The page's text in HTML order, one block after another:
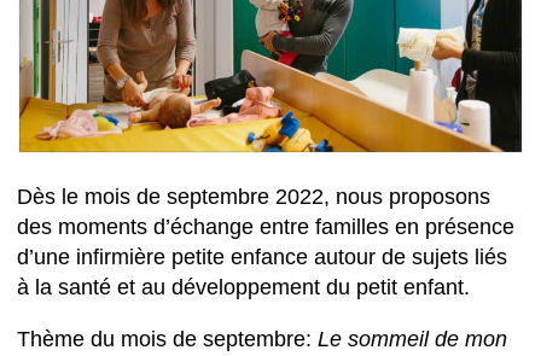
Dès le mois de septembre 2022, nous proposons
des moments d’échange entre familles en présence
d’une infirmière petite enfance autour de sujets liés
à la santé et au développement du petit enfant.
Thème du mois de septembre: Le sommeil de mon